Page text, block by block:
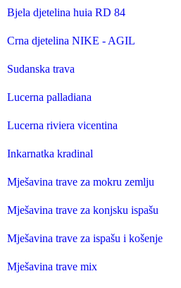
Bjela djetelina huia RD 84
Crna djetelina NIKE - AGIL
Sudanska trava
Lucerna palladiana
Lucerna riviera vicentina
Inkarnatka kradinal
Mješavina trave za mokru zemlju
Mješavina trave za konjsku ispašu
Mješavina trave za ispašu i košenje
Mješavina trave mix